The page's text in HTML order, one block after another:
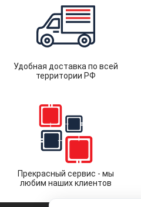
Удобная доставка по всей
территории РФ
Прекрасный сервис - мы
любим наших клиентов